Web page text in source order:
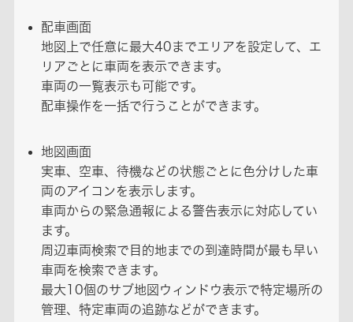
配車画面
地図上で任意に最大40までエリアを設定して、エ
リアごとに車両を表示できます。
車両の一覧表示も可能です。
配車操作を一括で行うことができます。
地図画面
実車、空車、待機などの状態ごとに色分けした車
両のアイコンを表示します。
車両からの緊急通報による警告表示に対応してい
ます。
周辺車両検索で目的地までの到達時間が最も早い
車両を検索できます。
最大10個のサブ地図ウィンドウ表示で特定場所の
管理、特定車両の追跡などができます。